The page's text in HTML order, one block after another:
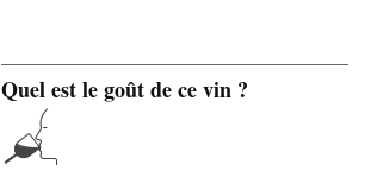
Quel est le goût de ce vin ?